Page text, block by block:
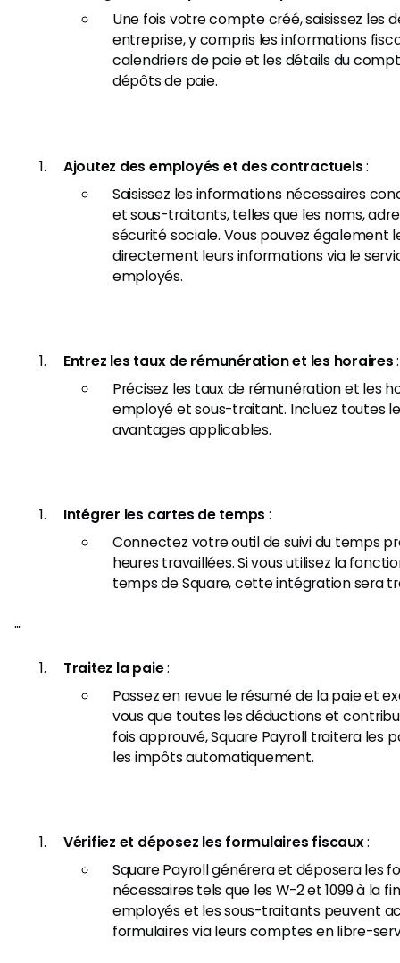
Une fois votre compte créé, saisissez les
entreprise, y compris les informations
calendriers de paie et les détails du
dépôts de paie.
Ajoutez des employés et des contractuels:
Saisissez les informations nécessaires
et sous-traitants, telles que les noms,
sécurité sociale. Vous pouvez également
directement leurs informations via le
employés.
Entrez les taux de rémunération et les horaires
Précisez les taux de rémunération et les
employé et sous-traitant. Incluez toutes
avantages applicables.
Intégrer les cartes de temps :
Connectez votre outil de suivi du temps
heures travaillées. Si vous utilisez la
temps de Square, cette intégration sera
"​"
Traitez la paie:
Passez en revue le résumé de la paie et
vous que toutes les déductions et
fois approuvé, Square Payroll traitera les
les impôts automatiquement.
Vérifiez et déposez les formulaires fiscaux:
Square Payroll générera et déposera les
nécessaires tels que les W-2 et 1099 à la
employés et les sous-traitants peuvent
formulaires via leurs comptes en libre-